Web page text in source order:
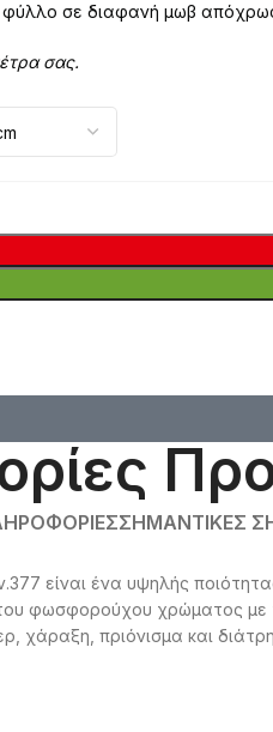
σε διαφανή μωβ
σας.
ΣΗΜΑΝΤΙΚΈΣ
είναι ένα υψηλής
φωσφορούχου χρώματος με
χάραξη, πριόνισμα και